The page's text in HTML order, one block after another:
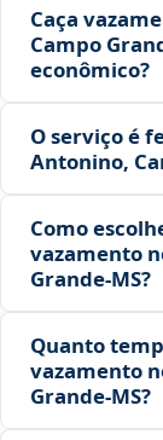
Caça
Campo
econômico?
O serviço é
Antonino,
Como
vazamento
Grande‑MS?
Quanto
vazamento
Grande‑MS?